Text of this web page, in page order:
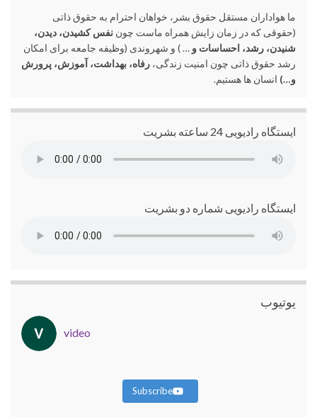
ما هواداران مستقل حقوق بشر، خواهان احترام به حقوق ذاتی
(حقوقی که در زمان زایش همراه ماست چون نفس کشیدن، دیدن،
شنیدن، رشد، احساسات و … ) و شهروندی (وظیفه جامعه برای امکان
رشد حقوق ذاتی چون امنیت زندگی، رفاه، بهداشت، آموزش، پرورش
و…) انسان ها هستیم.
ایستگاه رادیویی 24 ساعته بشریت
ایستگاه رادیویی شماره دو بشریت
یوتیوب
video
Subscribe